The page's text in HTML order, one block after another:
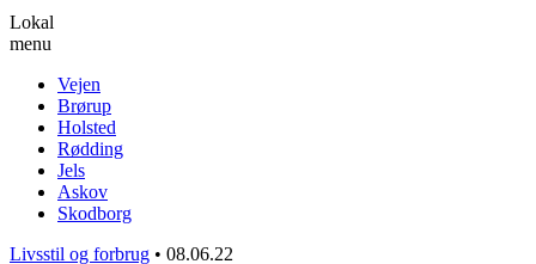
Lokal
menu
Vejen
Brørup
Holsted
Rødding
Jels
Askov
Skodborg
Livsstil og forbrug • 08.06.22